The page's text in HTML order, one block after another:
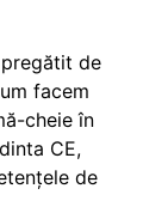
de
facem
cheie în
CE,
de